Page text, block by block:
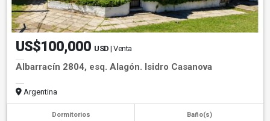
US$100,000 USD | Venta
Albarracín 2804, esq. Alagón. Isidro Casanova
Argentina
Dormitorios Baño(s)